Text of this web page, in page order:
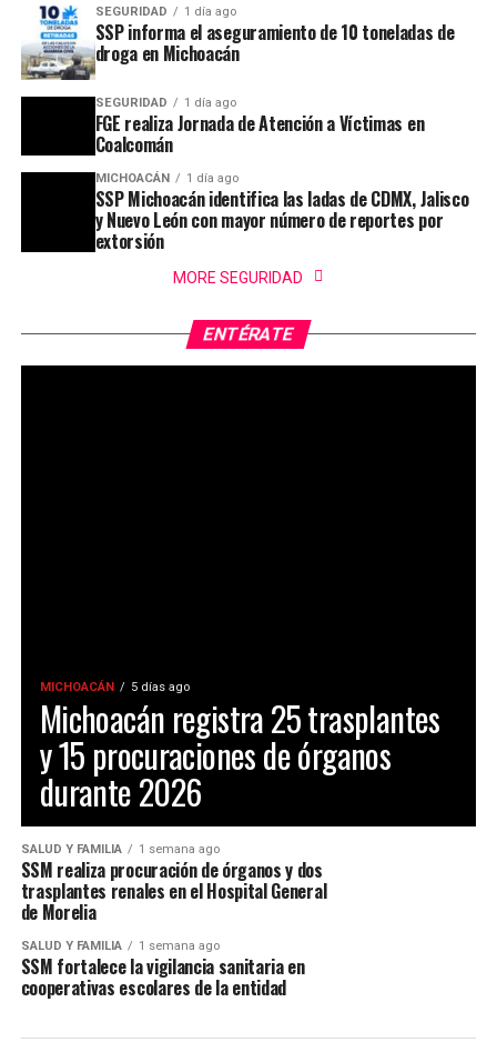
SEGURIDAD 1 día ago
SSP informa el aseguramiento de 10 toneladas de
droga en Michoacán
SEGURIDAD 1 día ago
FGE realiza Jornada de Atención a Víctimas en
Coalcomán
MICHOACÁN 1 día ago
SSP Michoacán identifica las ladas de CDMX, Jalisco
y Nuevo León con mayor número de reportes por
extorsión
MORE SEGURIDAD
ENTÉRATE
MICHOACÁN 5 días ago
Michoacán registra 25 trasplantes
y 15 procuraciones de órganos
durante 2026
SALUD Y FAMILIA 1 semana ago
SSM realiza procuración de órganos y dos
trasplantes renales en el Hospital General
de Morelia
SALUD Y FAMILIA 1 semana ago
SSM fortalece la vigilancia sanitaria en
cooperativas escolares de la entidad